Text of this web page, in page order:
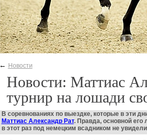
← Новости
Новости: Маттиас
турнир на лошади
В соревнованиях по выездке, которые в эти
Маттиас Александр Рат. Правда, основной его
в этот раз под немецким всадником не